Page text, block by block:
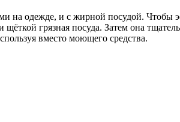
на одежде, и с жирной посудой. Чтобы
грязная посуда. Затем она
вместо моющего средства.